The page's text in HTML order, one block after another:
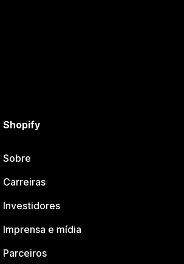
Shopify
Sobre
Carreiras
Investidores
Imprensa e mídia
Parceiros